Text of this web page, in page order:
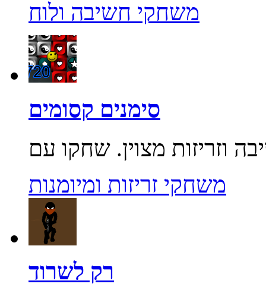
משחקי חשיבה ולוח
סימנים קסומים
משחקי זריזות ומיומנות
רק לשרוד